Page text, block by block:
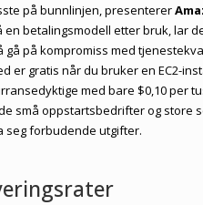
på bunnlinjen, presenterer
en betalingsmodell etter bruk, lar
på kompromiss med
er gratis når du bruker en EC2-
med bare $0,10 per
små oppstartsbedrifter og store
seg forbudende utgifter.